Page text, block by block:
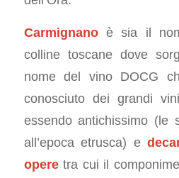
Carmignanoè sia il
colline toscane dove
nome del vino DOCG
conosciuto dei grandi
essendo antichissimo (le
all’epoca etrusca) e
operetra cui il